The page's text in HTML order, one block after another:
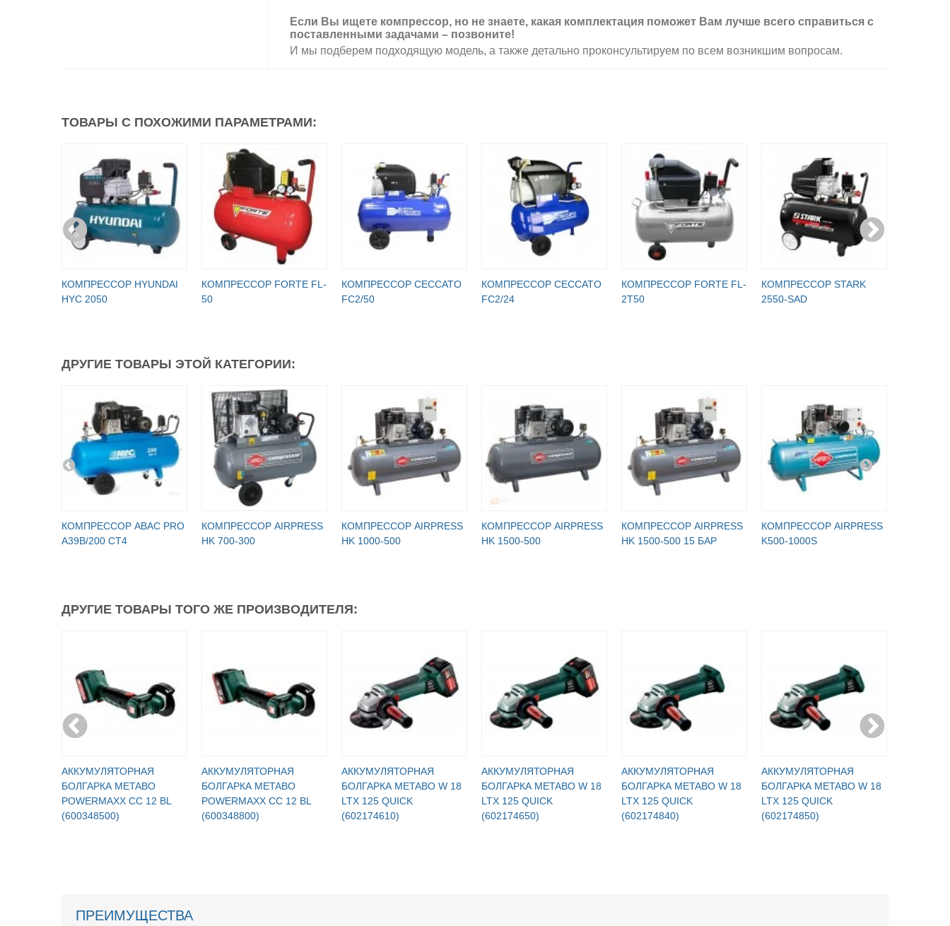
Если Вы ищете компрессор, но не знаете, какая комплектация поможет Вам лучше всего справиться с
поставленными задачами – позвоните!
И мы подберем подходящую модель, а также детально проконсультируем по всем возникшим вопросам.
ТОВАРЫ С ПОХОЖИМИ ПАРАМЕТРАМИ:
КОМПРЕССОР HYUNDAI
HYC 2050
КОМПРЕССОР FORTE FL-
50
КОМПРЕССОР CECCATO
FC2/50
КОМПРЕССОР CECCATO
FC2/24
КОМПРЕССОР FORTE FL-
2T50
КОМПРЕССОР STARK
2550-SAD
ДРУГИЕ ТОВАРЫ ЭТОЙ КАТЕГОРИИ:
КОМПРЕССОР ABAC PRO
A39B/200 CT4
КОМПРЕССОР AIRPRESS
HK 700-300
КОМПРЕССОР AIRPRESS
HK 1000-500
КОМПРЕССОР AIRPRESS
HK 1500-500
КОМПРЕССОР AIRPRESS
HK 1500-500 15 БАР
КОМПРЕССОР AIRPRESS
K500-1000S
ДРУГИЕ ТОВАРЫ ТОГО ЖЕ ПРОИЗВОДИТЕЛЯ:
АККУМУЛЯТОРНАЯ
БОЛГАРКА METABO
POWERMAXX CC 12 BL
(600348500)
АККУМУЛЯТОРНАЯ
БОЛГАРКА METABO
POWERMAXX CC 12 BL
(600348800)
АККУМУЛЯТОРНАЯ
БОЛГАРКА METABO W 18
LTX 125 QUICK
(602174610)
АККУМУЛЯТОРНАЯ
БОЛГАРКА METABO W 18
LTX 125 QUICK
(602174650)
АККУМУЛЯТОРНАЯ
БОЛГАРКА METABO W 18
LTX 125 QUICK
(602174840)
АККУМУЛЯТОРНАЯ
БОЛГАРКА METABO W 18
LTX 125 QUICK
(602174850)
ПРЕИМУЩЕСТВА